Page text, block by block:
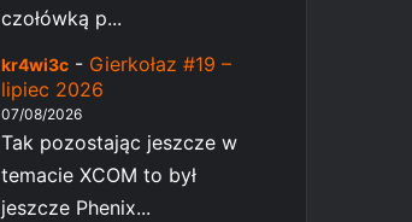
czołówką p...
kr4wi3c - Gierkołaz #19 –
lipiec 2026
07/08/2026
Tak pozostając jeszcze w
temacie XCOM to był
jeszcze Phenix...